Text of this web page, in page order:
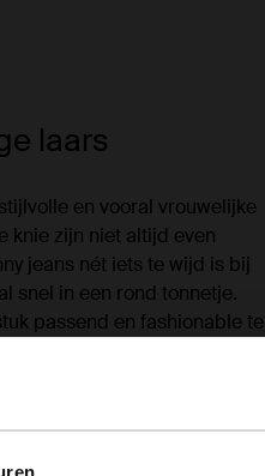
laars
en vooral vrouwelijke
knie zijn niet altijd even
jeans nét iets te wijd is bij
snel in een rond tonnetje.
passend en fashionable te
hippe look.
halfhoge laarzen